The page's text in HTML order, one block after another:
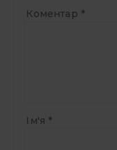
Коментар *
Ім'я *